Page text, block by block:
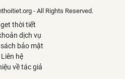
- All Rights Reserved.
thời tiết
dịch vụ
bảo mật
Liên hệ
về tác giả